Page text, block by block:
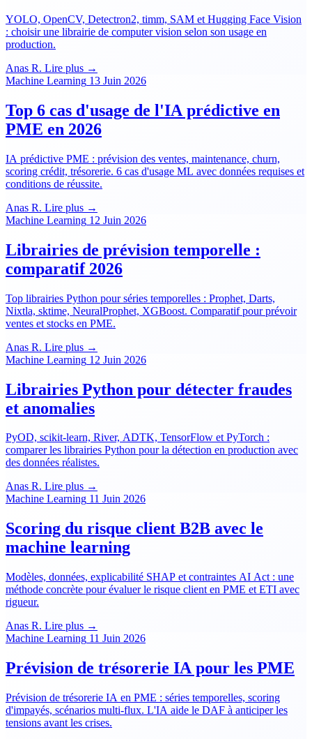
YOLO, OpenCV, Detectron2, timm, SAM et Hugging Face Vision
: choisir une librairie de computer vision selon son usage en
production.
Anas R. Lire plus →
Machine Learning 13 Juin 2026
Top 6 cas d'usage de l'IA prédictive en
PME en 2026
IA prédictive PME : prévision des ventes, maintenance, churn,
scoring crédit, trésorerie. 6 cas d'usage ML avec données requises et
conditions de réussite.
Anas R. Lire plus →
Machine Learning 12 Juin 2026
Librairies de prévision temporelle :
comparatif 2026
Top librairies Python pour séries temporelles : Prophet, Darts,
Nixtla, sktime, NeuralProphet, XGBoost. Comparatif pour prévoir
ventes et stocks en PME.
Anas R. Lire plus →
Machine Learning 12 Juin 2026
Librairies Python pour détecter fraudes
et anomalies
PyOD, scikit-learn, River, ADTK, TensorFlow et PyTorch :
comparer les librairies Python pour la détection en production avec
des données réalistes.
Anas R. Lire plus →
Machine Learning 11 Juin 2026
Scoring du risque client B2B avec le
machine learning
Modèles, données, explicabilité SHAP et contraintes AI Act : une
méthode concrète pour évaluer le risque client en PME et ETI avec
rigueur.
Anas R. Lire plus →
Machine Learning 11 Juin 2026
Prévision de trésorerie IA pour les PME
Prévision de trésorerie IA en PME : séries temporelles, scoring
d'impayés, scénarios multi-flux. L'IA aide le DAF à anticiper les
tensions avant les crises.